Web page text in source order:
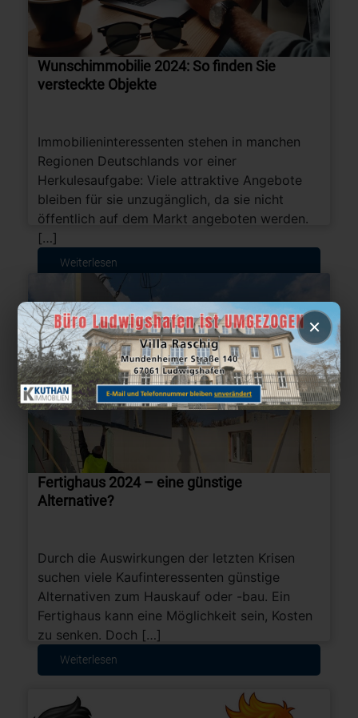
Wunschimmobilie 2024: So finden Sie
versteckte Objekte
Immobilieninteressenten stehen in manchen
Regionen Deutschlands vor einer
Herkulesaufgabe: Viele attraktive Angebote
bleiben für sie unzugänglich, da sie nicht
öffentlich auf dem Markt angeboten werden.
[…]
Weiterlesen
Fertighaus 2024 – eine günstige
Alternative?
Durch die Auswirkungen der letzten Krisen
suchen viele Kaufinteressenten günstige
Alternativen zum Hauskauf oder -bau. Ein
Fertighaus kann eine Möglichkeit sein, Kosten
zu senken. Doch […]
Weiterlesen
×